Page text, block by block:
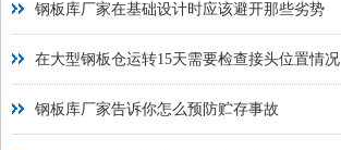
钢板库厂家在基础设计时应该避开那些劣势
在大型钢板仓运转15天需要检查接头位置情况
钢板库厂家告诉你怎么预防贮存事故